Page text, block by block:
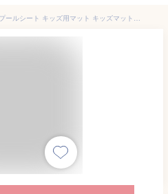
厚手 保護 家庭 プールマット プールシート キッズ用マット キッズマット マリン柄 Q902